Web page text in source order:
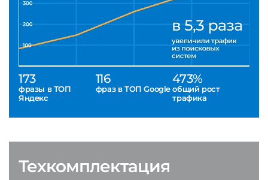
173
фразы в ТОП
Яндекс
116
фраз в ТОП Google
473%
общий рост
трафика
Техкомплектация